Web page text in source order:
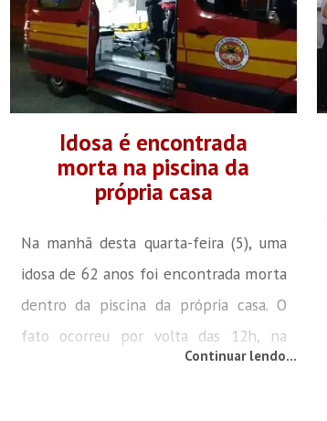
Idosa é encontrada
morta na piscina da
própria casa
Na manhã desta quarta-feira (5), uma
idosa de 62 anos foi encontrada morta
dentro da piscina da própria casa. O
fato ocorreu por volta das 12h, na
cidade de Herval do Oeste, no Oeste
Continuar lendo...